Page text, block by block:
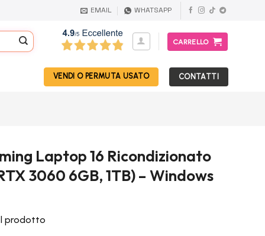
EMAIL WHATSAPP
CARRELLO
VENDI O PERMUTA USATO CONTATTI
Laptop 16 Ricondizionato
3060 6GB, 1TB) – Windows
prodotto